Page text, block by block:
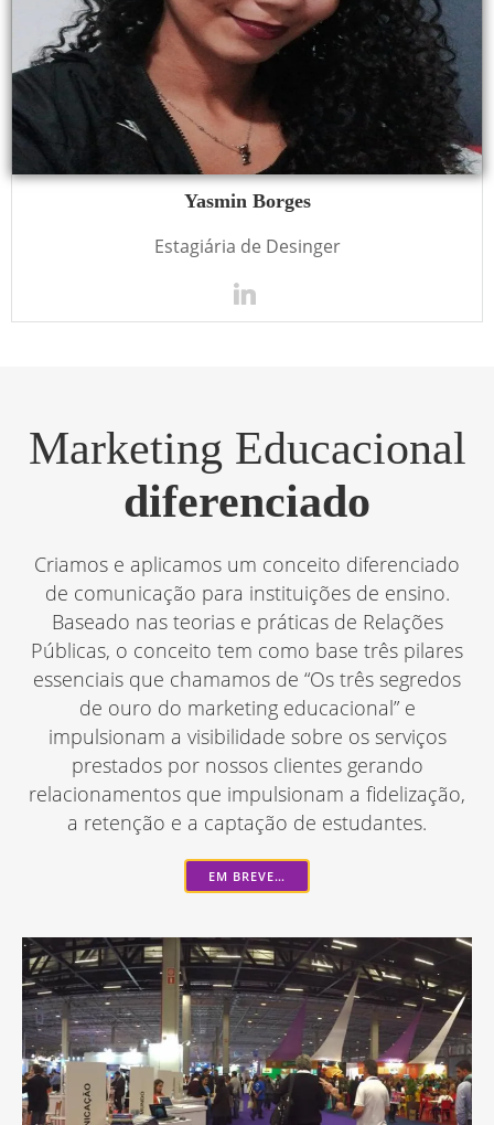
Yasmin Borges
Estagiária de Desinger
Marketing Educacional
diferenciado
Criamos e aplicamos um conceito diferenciado
de comunicação para instituições de ensino.
Baseado nas teorias e práticas de Relações
Públicas, o conceito tem como base três pilares
essenciais que chamamos de “Os três segredos
de ouro do marketing educacional” e
impulsionam a visibilidade sobre os serviços
prestados por nossos clientes gerando
relacionamentos que impulsionam a fidelização,
a retenção e a captação de estudantes.
EM BREVE…